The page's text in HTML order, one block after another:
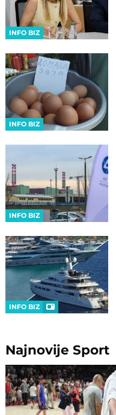
INFO BIZ
INFO BIZ
INFO BIZ
INFO BIZ
NajnovijeSport